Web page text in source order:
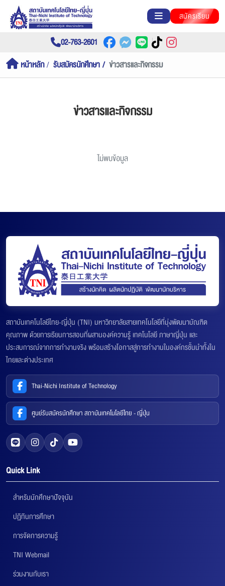
สมัครเรียน
02-763-2601
หน้าหลัก รับสมัครนักศึกษา ข่าวสารและกิจกรรม
ข่าวสารและกิจกรรม
ไม่พบข้อมูล
สถาบันเทคโนโลยีไทย-ญี่ปุ่น (TNI) มหาวิทยาลัยสายเทคโนโลยีที่มุ่งพัฒนาบัณฑิต
คุณภาพ ด้วยการเรียนการสอนที่ผสานองค์ความรู้ เทคโนโลยี ภาษาญี่ปุ่น และ
ประสบการณ์จากการทำงานจริง พร้อมสร้างโอกาสสู่การทำงานในองค์กรชั้นนำทั้งใน
ไทยและต่างประเทศ
Thai-Nichi Institute of Technology
ศูนย์รับสมัครนักศึกษา สถาบันเทคโนโลยีไทย - ญี่ปุ่น
Quick Link
สำหรับนักศึกษาปัจจุบัน
ปฏิทินการศึกษา
การจัดการความรู้
TNI Webmail
ร่วมงานกับเรา